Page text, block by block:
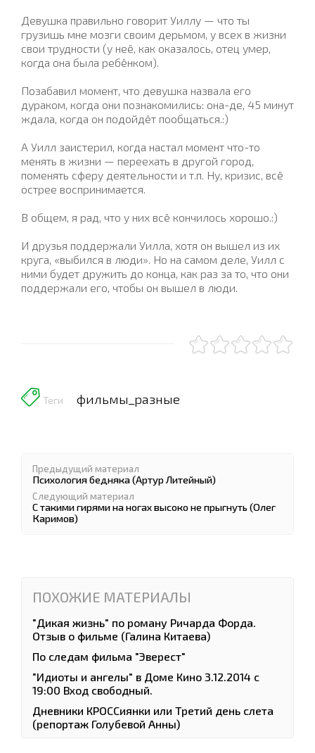
Девушка правильно говорит Уиллу — что ты
грузишь мне мозги своим дерьмом, у всех в жизни
свои трудности (у неё, как оказалось, отец умер,
когда она была ребёнком).
Позабавил момент, что девушка назвала его
дураком, когда они познакомились: она-де, 45 минут
ждала, когда он подойдёт пообщаться.:)
А Уилл заистерил, когда настал момент что-то
менять в жизни — переехать в другой город,
поменять сферу деятельности и т.п. Ну, кризис, всё
острее воспринимается.
В общем, я рад, что у них всё кончилось хорошо.:)
И друзья поддержали Уилла, хотя он вышел из их
круга, «выбился в люди». Но на самом деле, Уилл с
ними будет дружить до конца, как раз за то, что они
поддержали его, чтобы он вышел в люди.
Теги фильмы_разные
Предыдущий материал
Психология бедняка (Артур Литейный)
Следующий материал
С такими гирями на ногах высоко не прыгнуть (Олег
Каримов)
ПОХОЖИЕ МАТЕРИАЛЫ
"Дикая жизнь" по роману Ричарда Форда.
Отзыв о фильме (Галина Китаева)
По следам фильма "Эверест"
"Идиоты и ангелы" в Доме Кино 3.12.2014 с
19:00 Вход свободный.
Дневники КРОССиянки или Третий день слета
(репортаж Голубевой Анны)